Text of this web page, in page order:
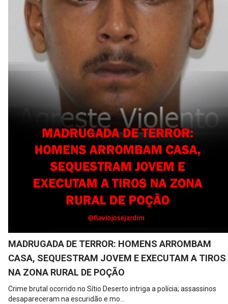
MADRUGADA DE TERROR: HOMENS ARROMBAM
CASA, SEQUESTRAM JOVEM E EXECUTAM A TIROS
NA ZONA RURAL DE POÇÃO
Crime brutal ocorrido no Sítio Deserto intriga a polícia; assassinos
desapareceram na escuridão e mo...